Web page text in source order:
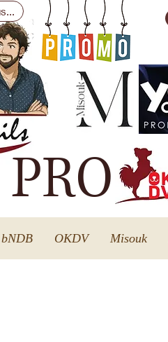
bNDB OKDV Misouk